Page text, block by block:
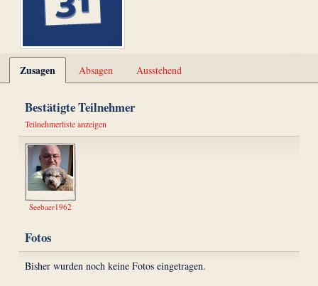
Zusagen Absagen Ausstehend
Bestätigte Teilnehmer
Teilnehmerliste anzeigen
Seebaer1962
Fotos
Bisher wurden noch keine Fotos eingetragen.